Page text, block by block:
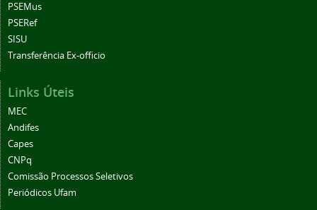
PSEMus
PSERef
SISU
Transferência Ex-officio
Links Úteis
MEC
Andifes
Capes
CNPq
Comissão Processos Seletivos
Periódicos Ufam